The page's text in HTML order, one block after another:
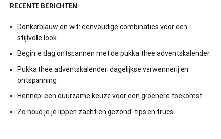
RECENTE BERICHTEN
Donkerblauw en wit: eenvoudige combinaties voor een
stijlvolle look
Begin je dag ontspannen met de pukka thee adventskalender
Pukka thee adventskalender: dagelijkse verwennerij en
ontspanning
Hennep: een duurzame keuze voor een groenere toekomst
Zo houd je je lippen zacht en gezond: tips en trucs